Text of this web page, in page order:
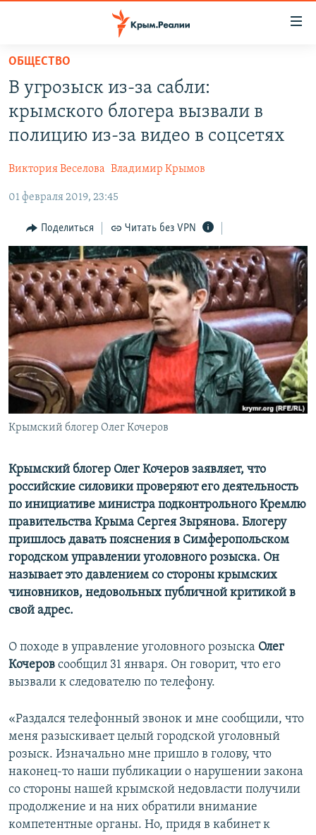
Вернуться
основному
содержанию
Вернутся
главной
навигации
Вернутся
поиску
СПЕЦПРОЕКТЫ
11 ЛЕТ ОККУПАЦИИ КРЫМА. 11 ИСТОРИЙ СОПРОТИВЛЕНИЯ
ВОДА
ЕЩЕ
ИНТЕРАКТИВ
ИНФОГРАФИКА
ТЕЛЕПРОЕКТ КРЫМ.РЕАЛИИ
СОВЕТЫ ПРАВОЗАЩИТНИКОВ
ПРОПАВШИЕ БЕЗ ВЕСТИ
ПОБЕДИТЕЛЕЙ НЕ СУДЯТ?
КРЫМ.НЕПОКОРЕННЫЙ
ELIFBE
УКРАИНСКАЯ ПРОБЛЕМА КРЫМА
РАДІО СВОБОДА
КАК ОБОЙТИ БЛОКИРОВКУ
Українською
Qırımtatar
ПРИСОЕДИНЯЙТЕСЬ!
Все сайты RFE/RL
ОБЩЕСТВО
В угрозыск из-за сабли:
крымского блогера вызвали в
полицию из-за видео в соцсетях
Виктория Веселова Владимир Крымов
01 февраля 2019, 23:45
Поделиться Читать без VPN
Крымский блогер Олег Кочеров
Крымский блогер Олег Кочеров заявляет, что
российские силовики проверяют его деятельность
по инициативе министра подконтрольного Кремлю
правительства Крыма Сергея Зырянова. Блогеру
пришлось давать пояснения в Симферопольском
городском управлении уголовного розыска. Он
называет это давлением со стороны крымских
чиновников, недовольных публичной критикой в
свой адрес.
О походе в управление уголовного розыска Олег
Кочеров сообщил 31 января. Он говорит, что его
вызвали к следователю по телефону.
«Раздался телефонный звонок и мне сообщили, что
меня разыскивает целый городской уголовный
розыск. Изначально мне пришло в голову, что
наконец-то наши публикации о нарушении закона
со стороны нашей крымской недовласти получили
продолжение и на них обратили внимание
компетентные органы. Но, придя в кабинет к